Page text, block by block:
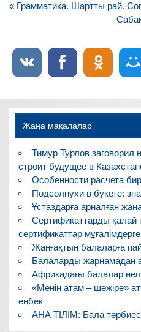
Навигация
« Грамматика. Шартты рай.
Жаңа мақалалар
Тимур Турлов заговорил
строит будущее в
Особенности расчета
Подсолнухи в букете:
Ұстаздарға арналған
Сертификаттарды қалай
сертификаттар мұғалімдерге
Жаңғақтың балаларға
Балаларды жарнамадан
Африкадағы балалар
«Менің атам – шежіре»
еңбек
АНА ТІЛІМ: Бала